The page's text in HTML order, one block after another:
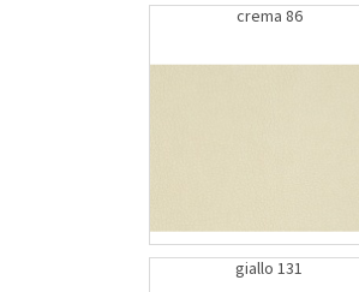
crema 86
giallo 131